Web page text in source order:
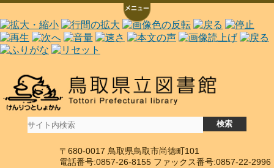
〒680-0017 鳥取県鳥取市尚徳町101
電話番号:0857-26-8155 ファックス番号:0857-22-2996